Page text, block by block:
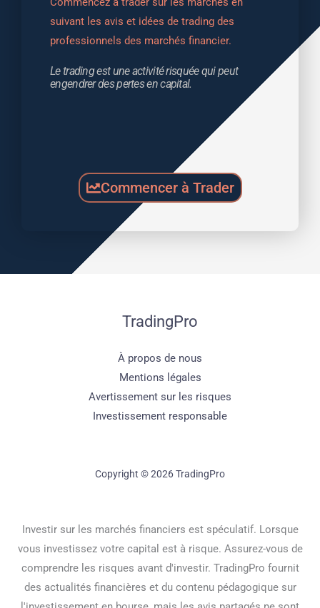
suivant les avis et idées de trading des
professionnels des marchés financier.
Le trading est une activité risquée qui peut
engendrer des pertes en capital.
Commencer à Trader
TradingPro
À propos de nous
Mentions légales
Avertissement sur les risques
Investissement responsable
Copyright © 2026 TradingPro
Investir sur les marchés financiers est spéculatif. Lorsque
vous investissez votre capital est à risque. Assurez-vous de
comprendre les risques avant d'investir. TradingPro fournit
des actualités financières et du contenu pédagogique sur